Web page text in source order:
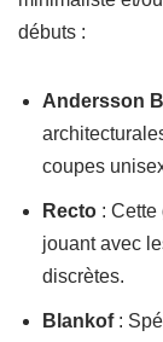
débuts :
Andersson
coupes
Recto :
jouant avec
discrètes.
Blankof: